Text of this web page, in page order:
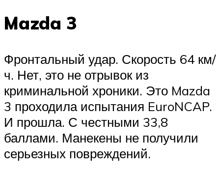
Mazda 3
Фронтальный удар. Скорость 64 км/
ч. Нет, это не отрывок из
криминальной хроники. Это Mazda
3 проходила испытания EuroNCAP.
И прошла. С честными 33,8
баллами. Манекены не получили
серьезных повреждений.